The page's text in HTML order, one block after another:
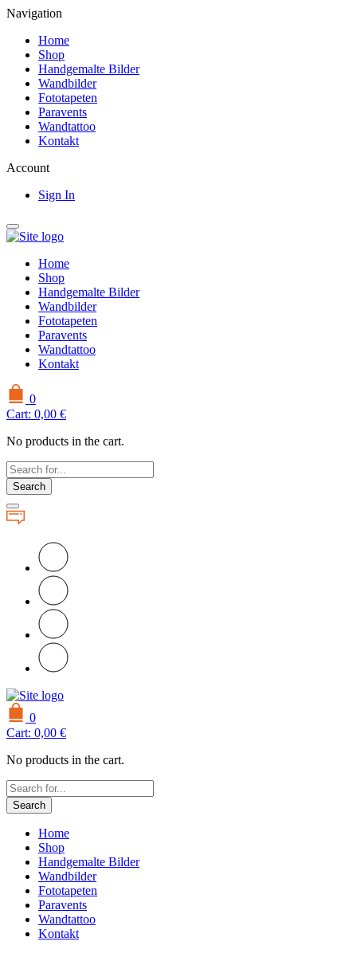
Navigation
Home
Shop
Handgemalte Bilder
Wandbilder
Fototapeten
Paravents
Wandtattoo
Kontakt
Account
Sign In
Home
Shop
Handgemalte Bilder
Wandbilder
Fototapeten
Paravents
Wandtattoo
Kontakt
0
Cart: 0,00 €
No products in the cart.
Search
0
Cart: 0,00 €
No products in the cart.
Search
Home
Shop
Handgemalte Bilder
Wandbilder
Fototapeten
Paravents
Wandtattoo
Kontakt